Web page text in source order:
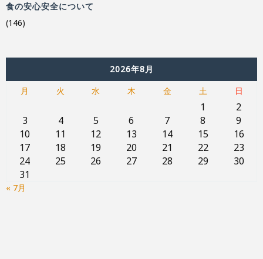
食の安心安全について
(146)
2026年8月
月
火 水 木 金 土 日
1
2
3
4 5 6 7 8
9
10
11 12 13 14 15
16
17
18 19 20 21 22
23
24
25 26 27 28 29
30
31
« 7月